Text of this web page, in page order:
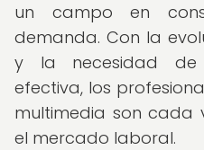
un campo en
demanda. Con la
y la necesidad de
efectiva, los
multimedia son cada
el mercado laboral.